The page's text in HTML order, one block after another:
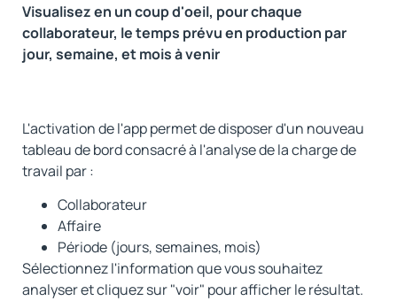
Visualisez en un coup d'oeil, pour chaque
collaborateur, le temps prévu en production par
jour, semaine, et mois à venir
L'activation de l'app permet de disposer d'un nouveau
tableau de bord consacré à l'analyse de la charge de
travail par :
Collaborateur
Affaire
Période (jours, semaines, mois)
Sélectionnez l'information que vous souhaitez
analyser et cliquez sur "voir" pour afficher le résultat.